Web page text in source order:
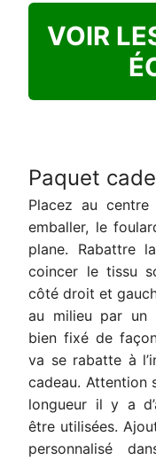
VOIR
Paquet
Placez au
emballer, le
plane. Rabattre
coincer le tissu
côté droit et
au milieu par un
bien fixé de
va se rabatte à
cadeau. Attention
longueur il y a
être utilisées.
personnalisé